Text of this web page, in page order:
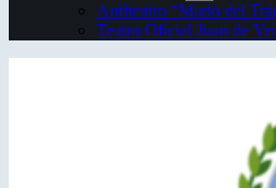
Anfiteatro “Mario del
Teatro Oficial Juan de